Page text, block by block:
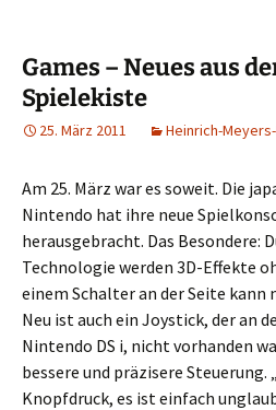
Games – Neues aus
Spielekiste
25. März 2011 Heinrich-
Am 25. März war es soweit. Die
Nintendo hat ihre neue
herausgebracht. Das Besondere:
Technologie werden 3D-Effekte
einem Schalter an der Seite kann
Neu ist auch ein Joystick, der an
Nintendo DS i, nicht vorhanden
bessere und präzisere Steuerung.
Knopfdruck, es ist einfach